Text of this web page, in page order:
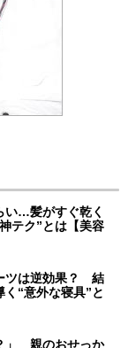
い…髪がすぐ乾く
テク”とは【美容
ツは逆効果？ 結
“意外な寝具”と
」 親のおせっか